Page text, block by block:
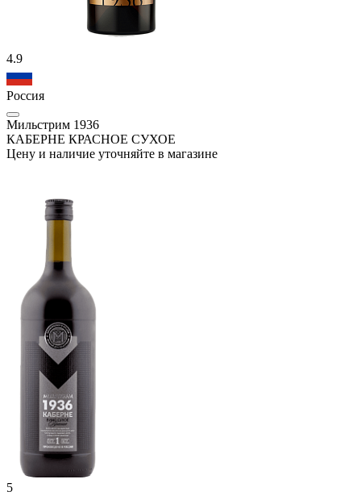
4.9
Россия
Мильстрим 1936
КАБЕРНЕ КРАСНОЕ СУХОЕ
Цену и наличие уточняйте в магазине
5